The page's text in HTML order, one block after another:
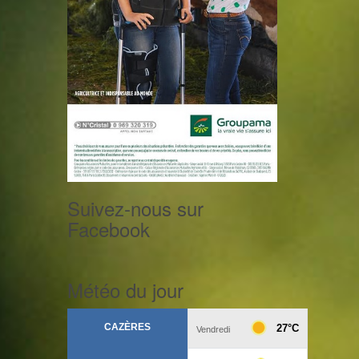
Suivez-nous sur
Facebook
Météo du jour